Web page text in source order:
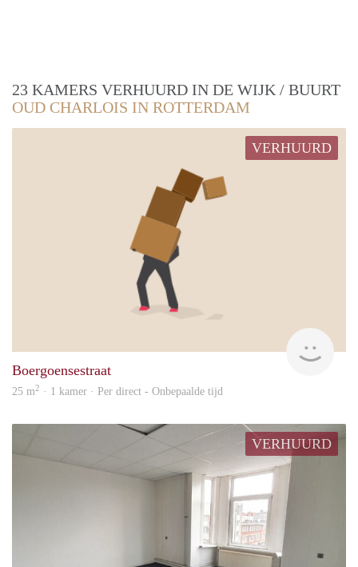
23 KAMERS VERHUURD IN DE WIJK / BUURT
OUD CHARLOIS IN ROTTERDAM
VERHUURD
Boergoensestraat
25 m2 · 1 kamer · Per direct - Onbepaalde tijd
VERHUURD